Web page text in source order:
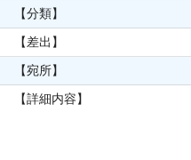
【分類】
【差出】
【宛所】
【詳細内容】